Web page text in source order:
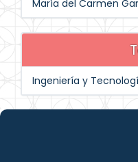
María del Carmen
Ingeniería y